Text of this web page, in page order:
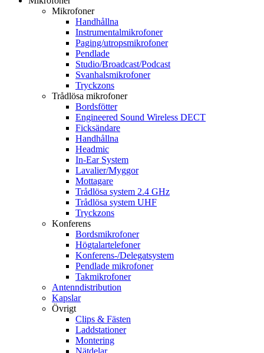
Mikrofoner
Handhållna
Instrumentalmikrofoner
Paging/utropsmikrofoner
Pendlade
Studio/Broadcast/Podcast
Svanhalsmikrofoner
Tryckzons
Trådlösa mikrofoner
Bordsfötter
Engineered Sound Wireless DECT
Ficksändare
Handhållna
Headmic
In-Ear System
Lavalier/Myggor
Mottagare
Trådlösa system 2.4 GHz
Trådlösa system UHF
Tryckzons
Konferens
Bordsmikrofoner
Högtalartelefoner
Konferens-/Delegatsystem
Pendlade mikrofoner
Takmikrofoner
Antenndistribution
Kapslar
Övrigt
Clips & Fästen
Laddstationer
Montering
Nätdelar